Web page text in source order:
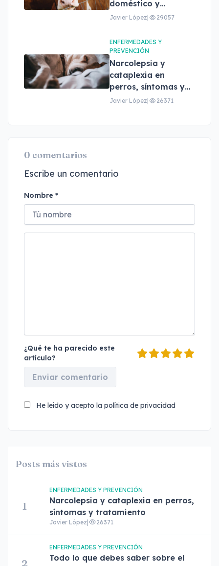
doméstico y
profesional
Javier López 29057
ENFERMEDADES Y
PREVENCIÓN
Narcolepsia y
cataplexia en
perros, síntomas y
tratamiento
Javier López 26371
0 comentarios
Escribe un comentario
Nombre *
¿Qué te ha parecido este
artículo?
Enviar comentario
He leído y acepto la política de privacidad
Posts más vistos
1
ENFERMEDADES Y PREVENCIÓN
Narcolepsia y cataplexia en perros,
síntomas y tratamiento
Javier López 26371
2
ENFERMEDADES Y PREVENCIÓN
Todo lo que debes saber sobre el